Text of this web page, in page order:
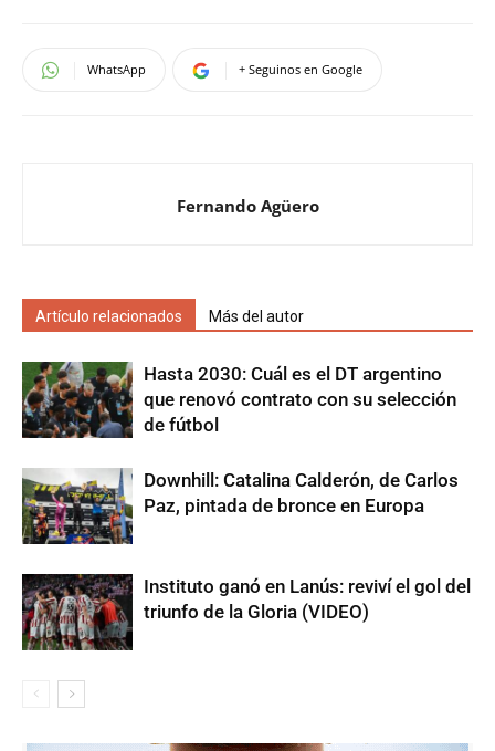
WhatsApp + Seguinos en Google
Fernando Agüero
Artículo relacionados Más del autor
Hasta 2030: Cuál es el DT argentino
que renovó contrato con su selección
de fútbol
Downhill: Catalina Calderón, de Carlos
Paz, pintada de bronce en Europa
Instituto ganó en Lanús: reviví el gol del
triunfo de la Gloria (VIDEO)